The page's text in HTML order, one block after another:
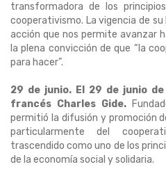
transformadora de los
cooperativismo. La vigencia de
acción que nos permite avanzar
la plena convicción de que “la
para hacer”.
29 de junio. El 29 de junio
francés Charles Gide.
permitió la difusión y promoción
particularmente del
trascendido como uno de los
de la economía social y solidaria.